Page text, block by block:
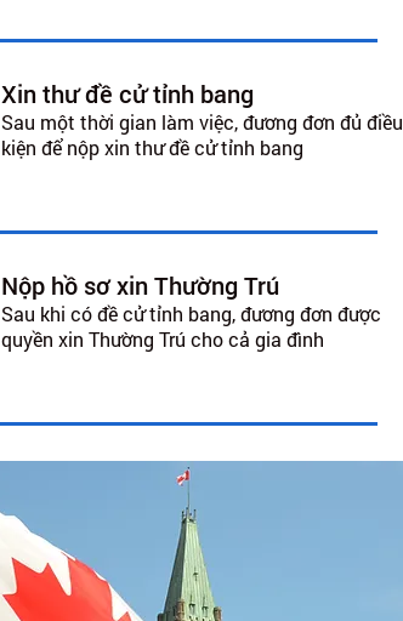
Xin thư đề cử tỉnh bang
Sau một thời gian làm việc, đương đơn đủ điều
kiện để nộp xin thư đề cử tỉnh bang
Nộp hồ sơ xin Thường Trú
Sau khi có đề cử tỉnh bang, đương đơn được
quyền xin Thường Trú cho cả gia đình